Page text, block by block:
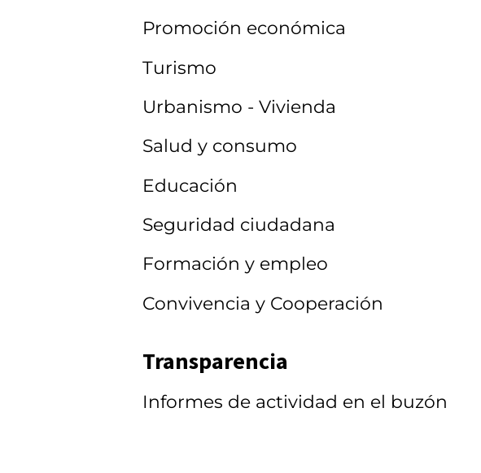
Promoción económica
Turismo
Urbanismo - Vivienda
Salud y consumo
Educación
Seguridad ciudadana
Formación y empleo
Convivencia y Cooperación
Transparencia
Informes de actividad en el buzón